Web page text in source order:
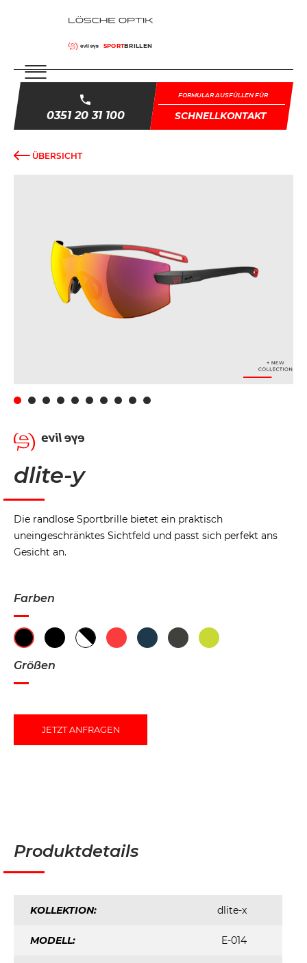
SPORTBRILLEN
0351 20 31 100
FORMULAR AUSFÜLLEN FÜR
SCHNELLKONTAKT
ÜBERSICHT
dlite-y
Die randlose Sportbrille bietet ein praktisch
uneingeschränktes Sichtfeld und passt sich perfekt ans
Gesicht an.
Farben
Größen
JETZT ANFRAGEN
Produktdetails
KOLLEKTION: dlite-x
MODELL: E-014